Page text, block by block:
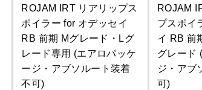
ROJAM IRT リアリップス
ポイラー for オデッセイ
RB 前期 Mグレード・Lグ
レード専用 (エアロパッケ
ージ・アブソルート装着
不可)
ROJAM
プスポイ
イ RB 前
グレード
ジ・アブ
可)